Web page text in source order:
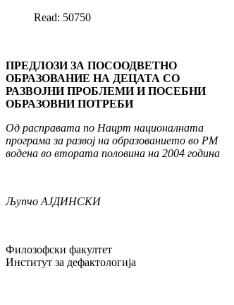
Read: 50750
ПРЕДЛОЗИ ЗА ПОСООДВЕТНО
ОБРАЗОВАНИЕ НА ДЕЦАТА СО
РАЗВОЈНИ ПРОБЛЕМИ И ПОСЕБНИ
ОБРАЗОВНИ ПОТРЕБИ
Од расправата по Нацрт националната
програма за развој на образованието во РМ
водена во втората половина на 2004 година
Љупчо АЈДИНСКИ
Филозофски факултет
Институт за дефактологија